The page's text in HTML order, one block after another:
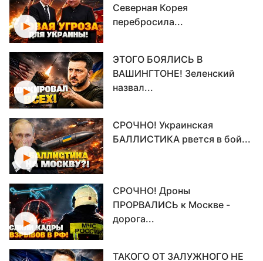
Северная Корея
перебросила...
ЭТОГО БОЯЛИСЬ В
ВАШИНГТОНЕ! Зеленский
назвал...
СРОЧНО! Украинская
БАЛЛИСТИКА рвется в бой...
СРОЧНО! Дроны
ПРОРВАЛИСЬ к Москве -
дорога...
ТАКОГО ОТ ЗАЛУЖНОГО НЕ